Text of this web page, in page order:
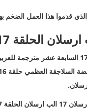
قدموا هذا العمل الضخم
17 مترجمة
.